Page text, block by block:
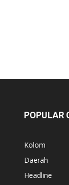
POPULAR
Kolom
Daerah
Headline